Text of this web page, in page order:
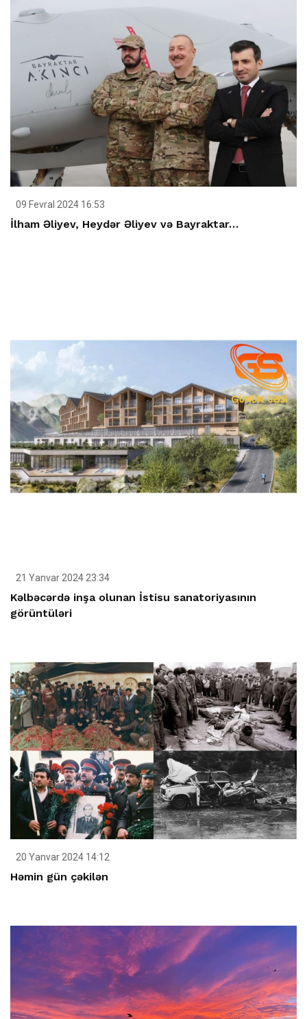
09 Fevral 2024 16:53
İlham Əliyev, Heydər Əliyev və Bayraktar…
21 Yanvar 2024 23:34
Kəlbəcərdə inşa olunan İstisu sanatoriyasının
görüntüləri
20 Yanvar 2024 14:12
Həmin gün çəkilən